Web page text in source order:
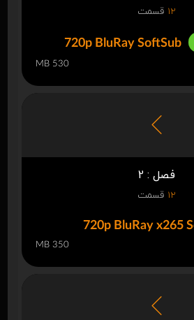
12 قسمت
720p BluRay SoftSub
530 MB
فصل : 2
12 قسمت
720p BluRay x265
350 MB